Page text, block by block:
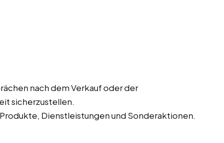
nach dem Verkauf oder der
sicherzustellen.
Dienstleistungen und Sonderaktionen.